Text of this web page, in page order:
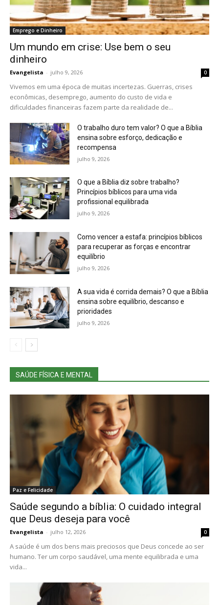
Emprego e Dinheiro
Um mundo em crise: Use bem o seu
dinheiro
Evangelista - julho 9, 2026 0
Vivemos em uma época de muitas incertezas. Guerras, crises
econômicas, desemprego, aumento do custo de vida e
dificuldades financeiras fazem parte da realidade de...
O trabalho duro tem valor? O que a Bíblia
ensina sobre esforço, dedicação e
recompensa
julho 9, 2026
O que a Bíblia diz sobre trabalho?
Princípios bíblicos para uma vida
profissional equilibrada
julho 9, 2026
Como vencer a estafa: princípios bíblicos
para recuperar as forças e encontrar
equilíbrio
julho 9, 2026
A sua vida é corrida demais? O que a Bíblia
ensina sobre equilíbrio, descanso e
prioridades
julho 9, 2026
SAÚDE FÍSICA E MENTAL
Paz e Felicidade
Saúde segundo a bíblia: O cuidado integral
que Deus deseja para você
Evangelista - julho 12, 2026 0
A saúde é um dos bens mais preciosos que Deus concede ao ser
humano. Ter um corpo saudável, uma mente equilibrada e uma
vida...